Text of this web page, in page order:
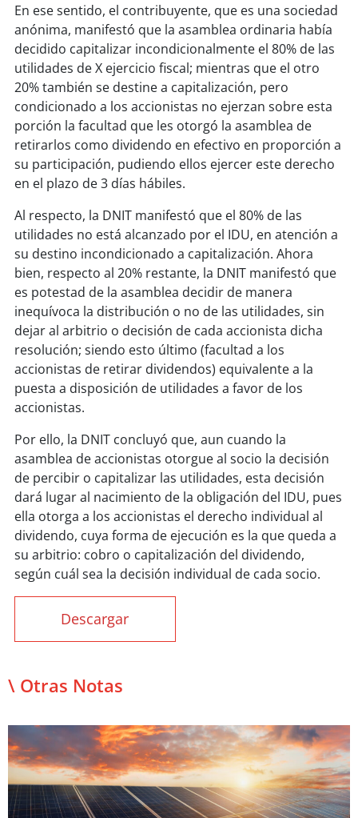
En ese sentido, el contribuyente, que es una sociedad
anónima, manifestó que la asamblea ordinaria había
decidido capitalizar incondicionalmente el 80% de las
utilidades de X ejercicio fiscal; mientras que el otro
20% también se destine a capitalización, pero
condicionado a los accionistas no ejerzan sobre esta
porción la facultad que les otorgó la asamblea de
retirarlos como dividendo en efectivo en proporción a
su participación, pudiendo ellos ejercer este derecho
en el plazo de 3 días hábiles.
Al respecto, la DNIT manifestó que el 80% de las
utilidades no está alcanzado por el IDU, en atención a
su destino incondicionado a capitalización. Ahora
bien, respecto al 20% restante, la DNIT manifestó que
es potestad de la asamblea decidir de manera
inequívoca la distribución o no de las utilidades, sin
dejar al arbitrio o decisión de cada accionista dicha
resolución; siendo esto último (facultad a los
accionistas de retirar dividendos) equivalente a la
puesta a disposición de utilidades a favor de los
accionistas.
Por ello, la DNIT concluyó que, aun cuando la
asamblea de accionistas otorgue al socio la decisión
de percibir o capitalizar las utilidades, esta decisión
dará lugar al nacimiento de la obligación del IDU, pues
ella otorga a los accionistas el derecho individual al
dividendo, cuya forma de ejecución es la que queda a
su arbitrio: cobro o capitalización del dividendo,
según cuál sea la decisión individual de cada socio.
Descargar
\ Otras Notas